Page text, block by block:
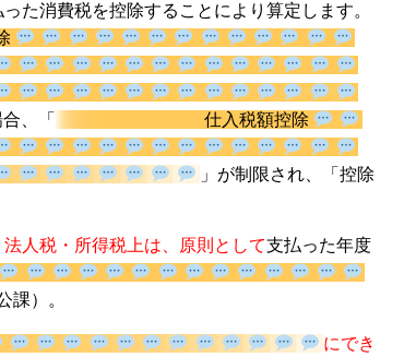
人のちょっとお得な税金の豆知識
た消費税を控除することにより算定します。
の場合、「 仕入税額控除
」が制限
人税・所得税上は、原則として支払った年度
公課）。
にでき